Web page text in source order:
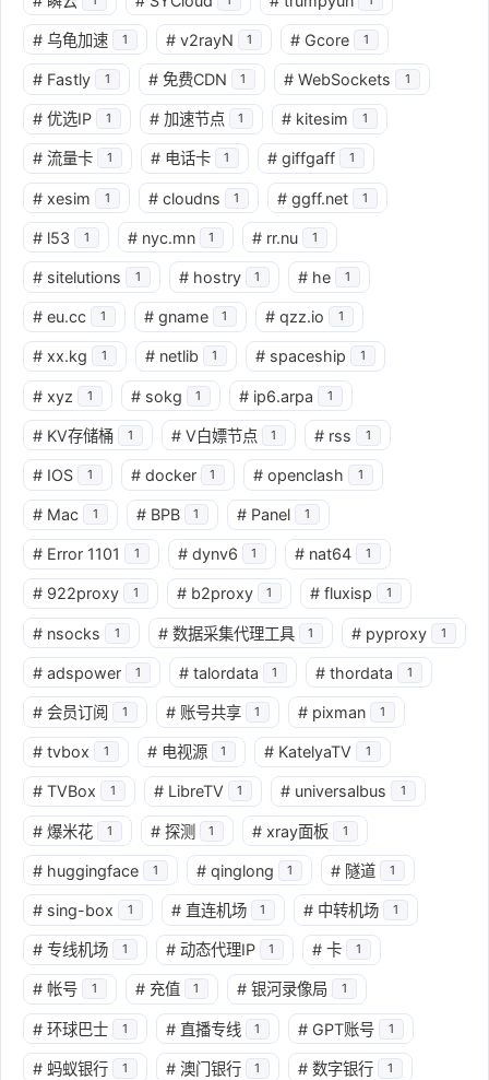
# 乌龟加速 1 # v2rayN 1 # Gcore 1
# Fastly 1 # 免费CDN 1 # WebSockets 1
# 优选IP 1 # 加速节点 1 # kitesim 1
# 流量卡 1 # 电话卡 1 # giffgaff 1
# xesim 1 # cloudns 1 # ggff.net 1
# l53 1 # nyc.mn 1 # rr.nu 1
# sitelutions 1 # hostry 1 # he 1
# eu.cc 1 # gname 1 # qzz.io 1
# xx.kg 1 # netlib 1 # spaceship 1
# xyz 1 # sokg 1 # ip6.arpa 1
# KV存储桶 1 # V白嫖节点 1 # rss 1
# IOS 1 # docker 1 # openclash 1
# Mac 1 # BPB 1 # Panel 1
# Error 1101 1 # dynv6 1 # nat64 1
# 922proxy 1 # b2proxy 1 # fluxisp 1
# nsocks 1 # 数据采集代理工具 1 # pyproxy 1
# adspower 1 # talordata 1 # thordata 1
# 会员订阅 1 # 账号共享 1 # pixman 1
# tvbox 1 # 电视源 1 # KatelyaTV 1
# TVBox 1 # LibreTV 1 # universalbus 1
# 爆米花 1 # 探测 1 # xray面板 1
# huggingface 1 # qinglong 1 # 隧道 1
# sing-box 1 # 直连机场 1 # 中转机场 1
# 专线机场 1 # 动态代理IP 1 # 卡 1
# 帐号 1 # 充值 1 # 银河录像局 1
# 环球巴士 1 # 直播专线 1 # GPT账号 1
# 蚂蚁银行 1 # 澳门银行 1 # 数字银行 1